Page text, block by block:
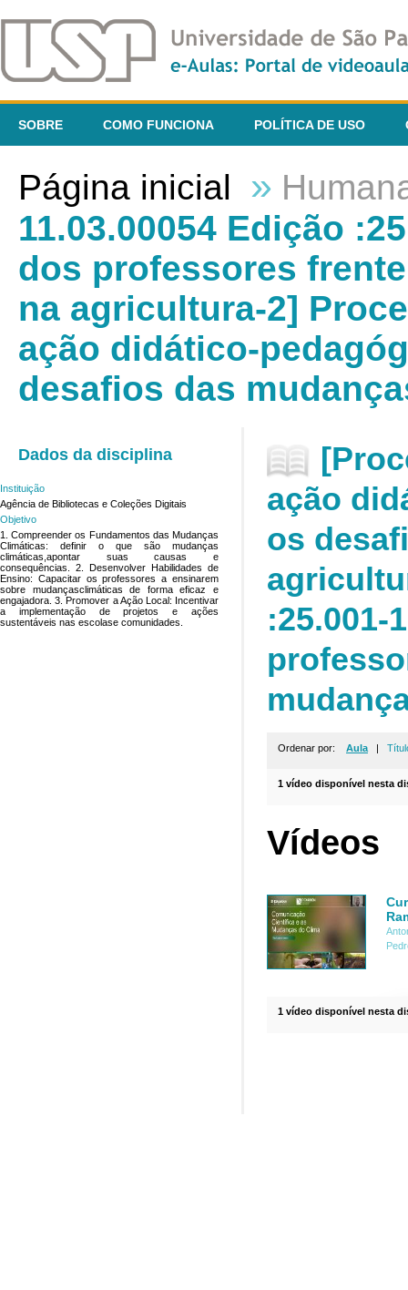
SOBRE COMO FUNCIONA POLÍTICA DE USO
Página inicial »
11.03.00054 Edição
dos professores
na agricultura-2]
ação didático-
desafios das
Dados da disciplina
Instituição
Agência de Bibliotecas e Coleções Digitais
Objetivo
1. Compreender os Fundamentos das Mudanças
Climáticas: definir o que são mudanças
climáticas,apontar suas causas e
consequências. 2. Desenvolver Habilidades de
Ensino: Capacitar os professores a ensinarem
sobre mudançasclimáticas de forma eficaz e
engajadora. 3. Promover a Ação Local: Incentivar
a implementação de projetos e ações
sustentáveis nas escolase comunidades.
ação
os
:25.001-
Ordenar por: Aula |
1 vídeo disponível nesta
Vídeos
1 vídeo disponível nesta